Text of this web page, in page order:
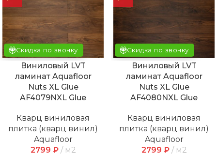
Скидка по звонку
Виниловый LVT
ламинат Aquafloor
Nuts XL Glue
AF4079NXL Glue
Кварц виниловая
плитка (кварц винил)
Aquafloor
2799 ₽ м2
Скидка по звонку
Виниловый LVT
ламинат Aquafloor
Nuts XL Glue
AF4080NXL Glue
Кварц виниловая
плитка (кварц винил)
Aquafloor
2799 ₽ м2